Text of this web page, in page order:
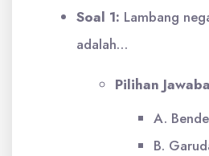
Soal 1: Lambang
adalah…
Pilihan
A.
B.